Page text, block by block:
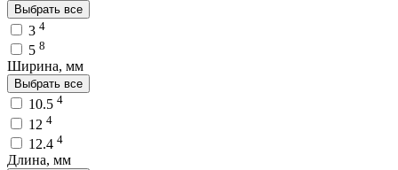
Выбрать все
3 4
5 8
Ширина, мм
Выбрать все
10.5 4
12 4
12.4 4
Длина, мм